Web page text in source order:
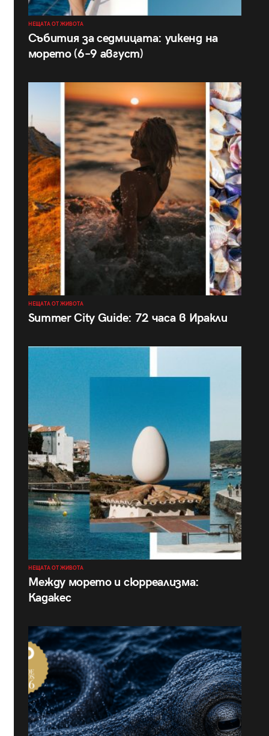
НЕЩАТА ОТ ЖИВОТА
Събития за седмицата: уикенд на
морето (6–9 август)
НЕЩАТА ОТ ЖИВОТА
Summer City Guide: 72 часа в Иракли
НЕЩАТА ОТ ЖИВОТА
Между морето и сюрреализма:
Кадакес